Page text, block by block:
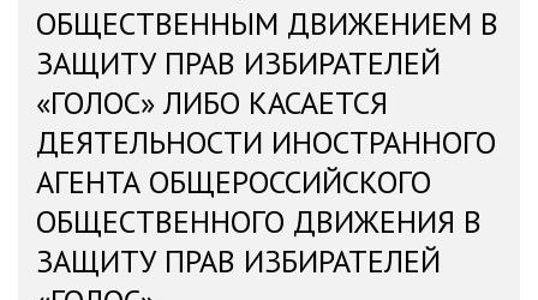
ОБЩЕСТВЕННЫМ ДВИЖЕНИЕМ В
ЗАЩИТУ ПРАВ ИЗБИРАТЕЛЕЙ
«ГОЛОС» ЛИБО КАСАЕТСЯ
ДЕЯТЕЛЬНОСТИ ИНОСТРАННОГО
АГЕНТА ОБЩЕРОССИЙСКОГО
ОБЩЕСТВЕННОГО ДВИЖЕНИЯ В
ЗАЩИТУ ПРАВ ИЗБИРАТЕЛЕЙ